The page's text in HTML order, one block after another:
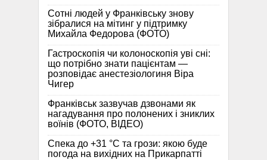
Сотні людей у Франківську знову
зібралися на мітинг у підтримку
Михайла Федорова (ФОТО)
Гастроскопія чи колоноскопія уві сні:
що потрібно знати пацієнтам —
розповідає анестезіологиня Віра
Чигер
Франківськ зазвучав дзвонами як
нагадування про полонених і зниклих
воїнів (ФОТО, ВІДЕО)
Спека до +31 °C та грози: якою буде
погода на вихідних на Прикарпатті